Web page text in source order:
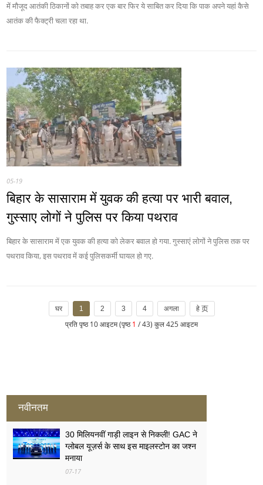
में मौजूद आतंकी ठिकानों को तबाह कर एक बार फिर ये साबित कर दिया कि पाक अपने यहां कैसे
आतंक की फैक्ट्री चला रहा था.
05-19
बिहार के सासाराम में युवक की हत्‍या पर भारी बवाल,
गुस्‍साए लोगों ने पुलिस पर किया पथराव
बिहार के सासाराम में एक युवक की हत्या को लेकर बवाल हो गया. गुस्साएं लोगों ने पुलिस तक पर
पथराव किया, इस पथराव में कई पुलिसकर्मी घायल हो गए.
घर 1 2 3 4 अगला हे 页
प्रति पृष्ठ 10 आइटम (पृष्ठ1 / 43) कुल 425 आइटम
नवीनतम
30 मिलियनवीं गाड़ी लाइन से निकली! GAC ने
ग्लोबल यूज़र्स के साथ इस माइलस्टोन का जश्न
मनाया
07-17